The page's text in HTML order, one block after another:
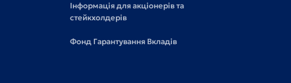
Інформація для акціонерів та
стейкхолдерів
Фонд Гарантування Вкладів